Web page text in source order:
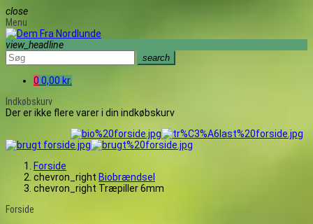
close
Menu
view_headline
search
0 0,00 kr.
Indkøbskurv
Der er ikke flere varer i din indkøbskurv
Forside
chevron_right Biobrændsel
chevron_right Træpiller 6mm
Forside